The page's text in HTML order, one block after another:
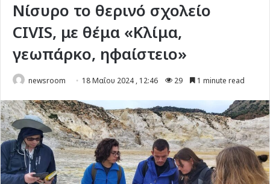
Νίσυρο το θερινό σχολείο
CIVIS, με θέμα «Κλίμα,
γεωπάρκο, ηφαίστειο»
newsroom 18 Μαΐου 2024 , 12:46 29 1 minute read